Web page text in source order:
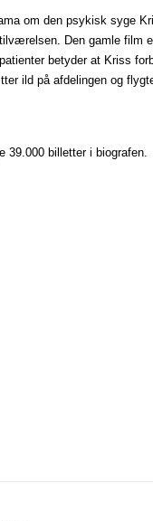
om den psykisk syge
Den gamle film
betyder at Kriss
ild på afdelingen og
39.000 billetter i biografen.